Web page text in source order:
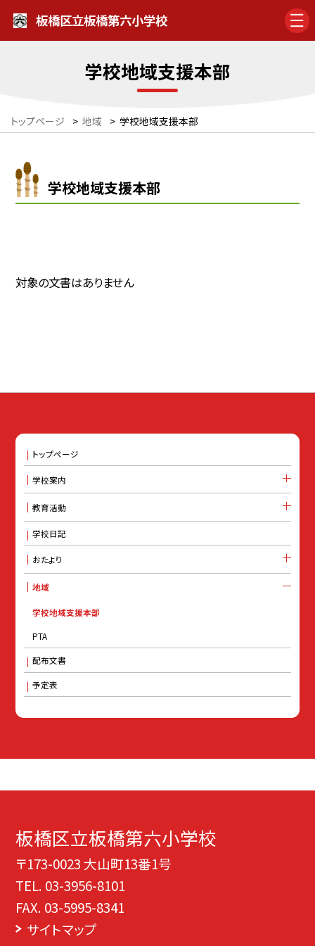
板橋区立板橋第六小学校
学校地域支援本部
トップページ > 地域 > 学校地域支援本部
学校地域支援本部
対象の文書はありません
トップページ
学校案内
教育活動
学校日記
おたより
地域
学校地域支援本部
PTA
配布文書
予定表
板橋区立板橋第六小学校
〒173-0023 大山町13番1号
TEL. 03-3956-8101
FAX. 03-5995-8341
サイトマップ